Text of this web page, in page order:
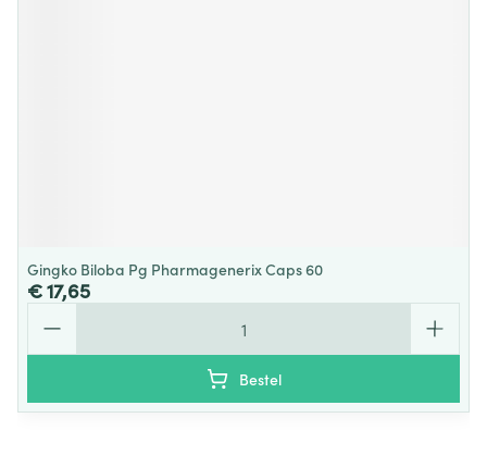
Gingko Biloba Pg Pharmagenerix Caps 60
€ 17,65
Bestel